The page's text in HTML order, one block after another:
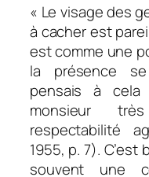
« Le visage des
à cacher est
est comme une
la présence
pensais à
monsieur
respectabilité
1955, p. 7).
souvent une